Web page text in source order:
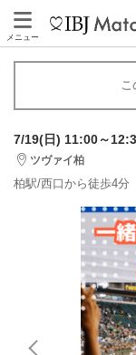
メニュー
こ
7/19(日) 11:00～
ツヴァイ柏
柏駅/西口から徒歩4分